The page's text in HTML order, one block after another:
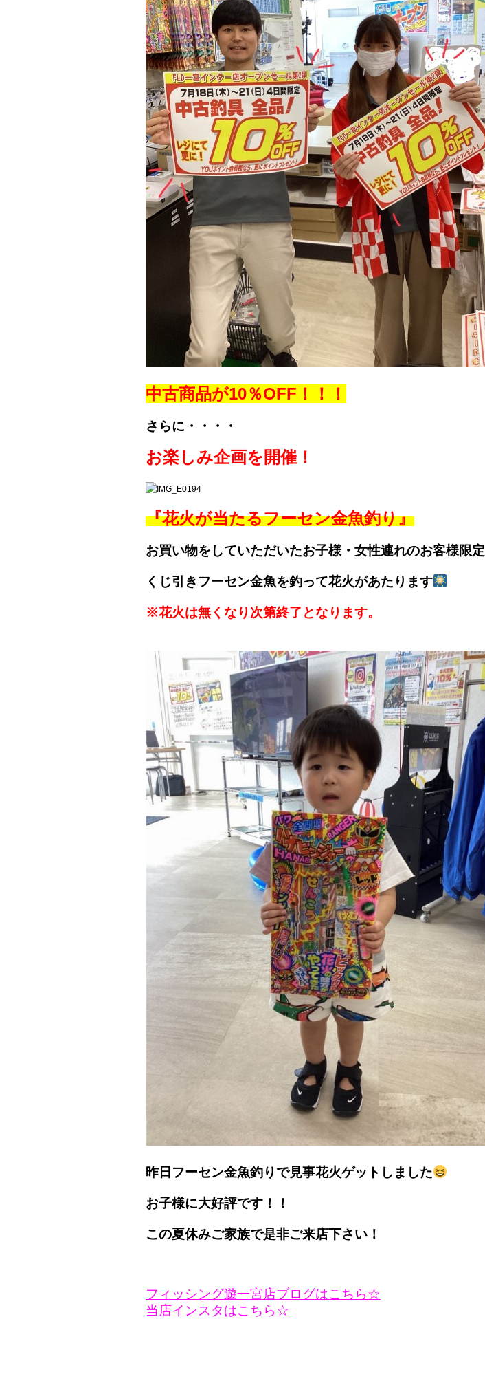
中古商品が10％OFF！！！
さらに・・・・
お楽しみ企画を開催！
『花火が当たるフーセン金魚釣り』
お買い物をしていただいたお子様・女性連れのお客様限定
くじ引きフーセン金魚を釣って花火があたります
※花火は無くなり次第終了となります。
昨日フーセン金魚釣りで見事花火ゲットしました
お子様に大好評です！！
この夏休みご家族で是非ご来店下さい！
フィッシング遊一宮店ブログはこちら☆
当店インスタはこちら☆